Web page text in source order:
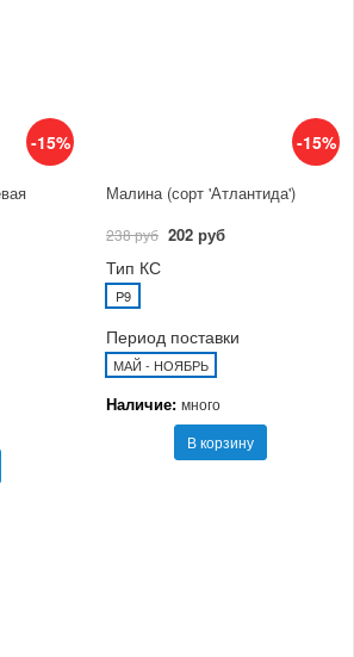
-15% -15%
Малина (сорт 'Атлантида')
238 руб 202 руб
Тип КС
P9
Период поставки
МАЙ - НОЯБРЬ
Наличие: много
В корзину